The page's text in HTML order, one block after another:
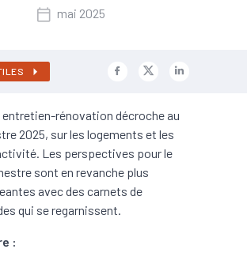
mai 2025
entretien-rénovation décroche au
2025, sur les logements et les
Les perspectives pour le
sont en revanche plus
avec des carnets de
qui se regarnissent.
: